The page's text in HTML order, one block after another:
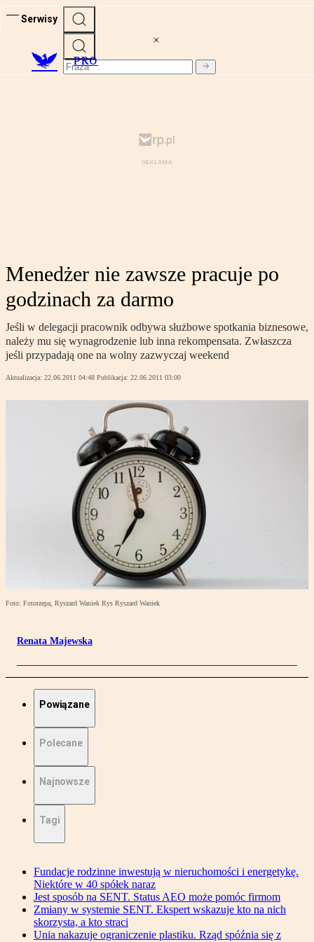
Serwisy
PRO
Menedżer nie zawsze pracuje po
godzinach za darmo
Jeśli w delegacji pracownik odbywa służbowe spotkania biznesowe,
należy mu się wynagrodzenie lub inna rekompensata. Zwłaszcza
jeśli przypadają one na wolny zazwyczaj weekend
Aktualizacja: 22.06.2011 04:48 Publikacja: 22.06.2011 03:00
Foto: Fotorzepa, Ryszard Waniek Rys Ryszard Waniek
Renata Majewska
Powiązane
Polecane
Najnowsze
Tagi
Fundacje rodzinne inwestują w nieruchomości i energetykę.
Niektóre w 40 spółek naraz
Jest sposób na SENT. Status AEO może pomóc firmom
Zmiany w systemie SENT. Ekspert wskazuje kto na nich
skorzysta, a kto straci
Unia nakazuje ograniczenie plastiku. Rząd spóźnia się z